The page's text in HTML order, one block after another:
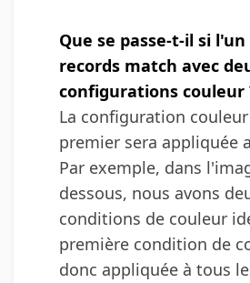
Que se passe-t-il si
records match avec
configurations couleur
La configuration
premier sera appliquée
Par exemple, dans
dessous, nous avons
conditions de couleur
première condition de
donc appliquée à tous